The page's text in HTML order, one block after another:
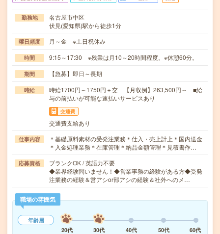
勤務地
名古屋市中区
伏見(愛知県)駅から徒歩1分
曜日頻度 月～金 ※土日祝休み
時間 9:15～17:30 ※残業は月10～20時間程度。※休憩60分。
期間 【急募】即日～長期
時給
時給1700円～1750円＋交 【月収例】263,500円～ ■給
与の前払いが可能な速払いサービスあり
交通費
交通費支給あり
仕事内容
＊基礎原料素材の受発注業務＊仕入・売上計上＊国内送金
＊入金処理業務＊在庫管理＊納品金額管理＊見積書作…
応募資格
ブランクOK / 英語力不要
◆業界経験問いません！◆営業事務の経験がある方◆受発
注業務の経験＆営アシor部アシの経験＆社外へのメ…
職場の雰囲気
年齢層
20代
30代 40代 50代
60代